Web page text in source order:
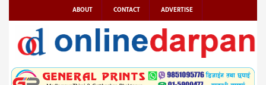
ABOUT CONTACT ADVERTISE